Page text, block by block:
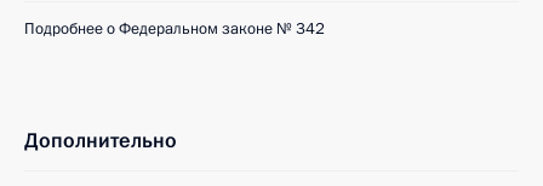
Подробнее о Федеральном законе № 342
Дополнительно